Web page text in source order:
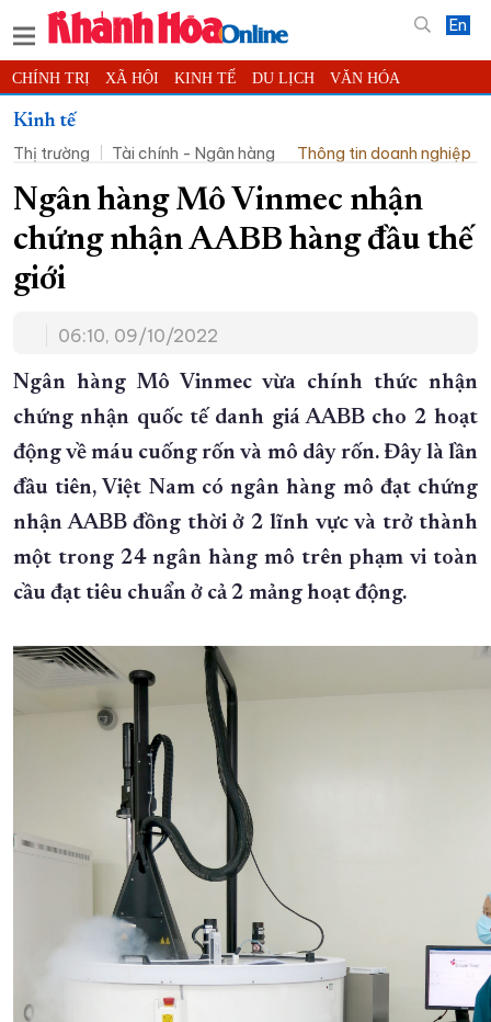
En
CHÍNH TRỊ XÃ HỘI KINH TẾ DU LỊCH VĂN HÓA
THỂ THAO
KHOA HỌC - CÔNG NGHỆ PHÁP LUẬT BẠN ĐỌC PHÓNG SỰ
THẾ GIỚI MULTIMEDIA VIDEO ĐỌC BÁO ONLINE
PODCAST THÔNG TIN - QUẢNG CÁO
QUY HOẠCH TỈNH KHÁNH HÒA
CHUNG TAY CẢI CÁCH HÀNH CHÍNH
XÂY DỰNG NÔNG THÔN MỚI LỊCH CẮT ĐIỆN
TÀU - XE - MÁY BAY
KỶ NIỆM 370 NĂM XÂY DỰNG VÀ PHÁT TRIỂN TỈNH KHÁNH HÒA
KHOẢNH KHẮC ĐẸP XỨ TRẦM
XÂY DỰNG KHÁNH HÒA TRỞ THÀNH THÀNH PHỐ TRỰC THUỘC
ĐẠI HỘI ĐẢNG CÁC CẤP TRANG CHỦ VỀ BÁO KHÁNH HÒA
Kinh tế
Thị trường
Tài chính - Ngân hàng Thông tin doanh nghiệp
Ngân hàng Mô Vinmec nhận
chứng nhận AABB hàng đầu thế
giới
06:10, 09/10/2022
Ngân hàng Mô Vinmec vừa chính thức nhận
chứng nhận quốc tế danh giá AABB cho 2 hoạt
động về máu cuống rốn và mô dây rốn. Đây là lần
đầu tiên, Việt Nam có ngân hàng mô đạt chứng
nhận AABB đồng thời ở 2 lĩnh vực và trở thành
một trong 24 ngân hàng mô trên phạm vi toàn
cầu đạt tiêu chuẩn ở cả 2 mảng hoạt động.